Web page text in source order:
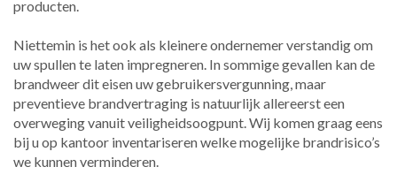
producten.
Niettemin is het ook als kleinere ondernemer verstandig om
uw spullen te laten impregneren. In sommige gevallen kan de
brandweer dit eisen uw gebruikersvergunning, maar
preventieve brandvertraging is natuurlijk allereerst een
overweging vanuit veiligheidsoogpunt. Wij komen graag eens
bij u op kantoor inventariseren welke mogelijke brandrisico’s
we kunnen verminderen.